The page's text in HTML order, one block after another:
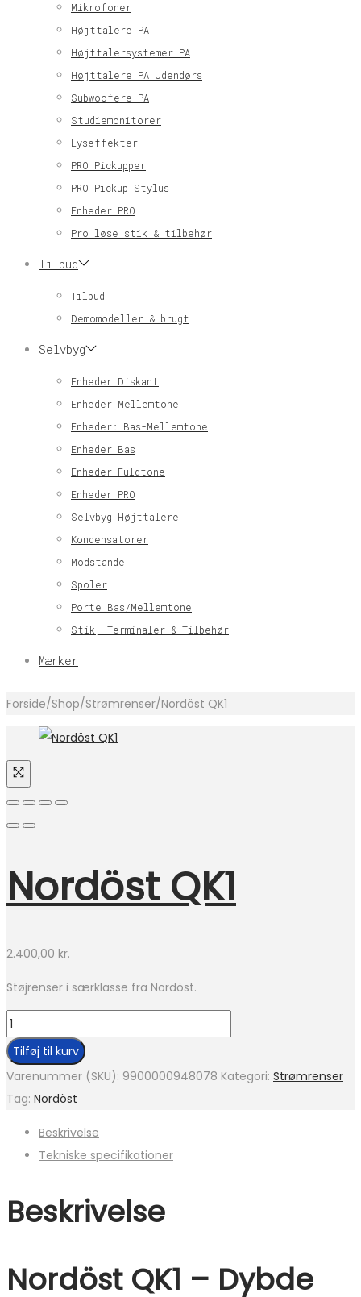
Mikrofoner
Højttalere PA
Højttalersystemer PA
Højttalere PA Udendørs
Subwoofere PA
Studiemonitorer
Lyseffekter
PRO Pickupper
PRO Pickup Stylus
Enheder PRO
Pro løse stik & tilbehør
Tilbud
Tilbud
Demomodeller & brugt
Selvbyg
Enheder Diskant
Enheder Mellemtone
Enheder: Bas-Mellemtone
Enheder Bas
Enheder Fuldtone
Enheder PRO
Selvbyg Højttalere
Kondensatorer
Modstande
Spoler
Porte Bas/Mellemtone
Stik, Terminaler & Tilbehør
Mærker
Forside/Shop/Strømrenser/Nordöst QK1
Nordöst QK1
2.400,00 kr.
Støjrenser i særklasse fra Nordöst.
Nordöst
QK1
antal
Tilføj til kurv
Varenummer (SKU): 9900000948078 Kategori: Strømrenser
Tag: Nordöst
Beskrivelse
Tekniske specifikationer
Beskrivelse
Nordöst QK1 – Dybde